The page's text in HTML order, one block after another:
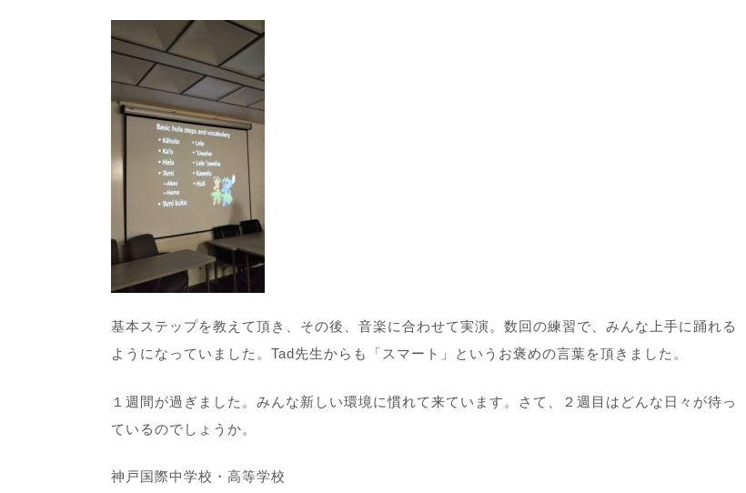
基本ステップを教えて頂き、その後、音楽に合わせて実演。数回の練習で、みんな上手に踊れる
ようになっていました。Tad先生からも「スマート」というお褒めの言葉を頂きました。
１週間が過ぎました。みんな新しい環境に慣れて来ています。さて、２週目はどんな日々が待っ
ているのでしょうか。
神戸国際中学校・高等学校